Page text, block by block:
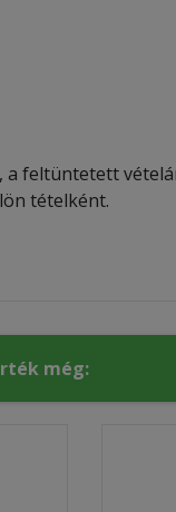
a feltüntetett
tételként.
még: